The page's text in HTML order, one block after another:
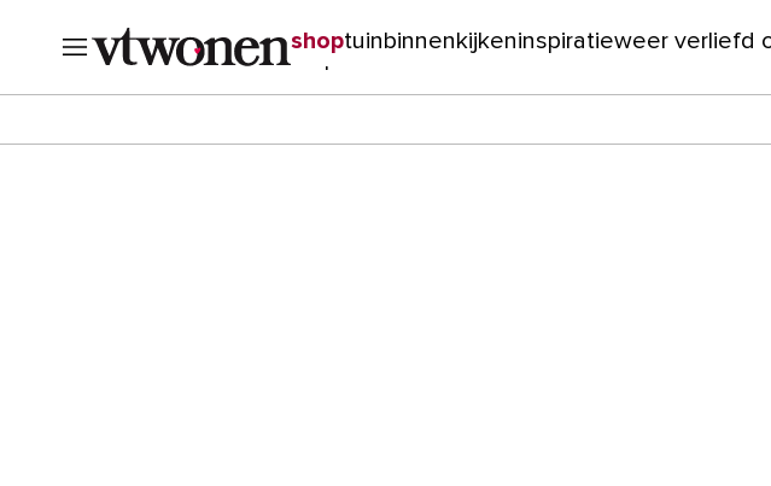
shoptuin binnenkijkeninspiratieweer verliefd
verbouwen